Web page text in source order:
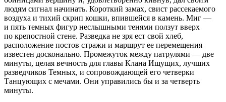
людям сигнал начинать. Короткий замах, свист рассекаемого
воздуха и тихий скрип кошки, впившейся в камень. Миг —
и пять темных фигур неслышными тенями ползут вверх
по крепостной стене. Разведка не зря ест свой хлеб,
расположение постов стражи и маршрут ее перемещения
известен досконально. Промежуток между патрулями — две
минуты, целая вечность для главы Клана Ищущих, лучших
разведчиков Темных, и сопровождающей его четверки
Танцующих с мечами. Они управились бы и за четверть
минуты.